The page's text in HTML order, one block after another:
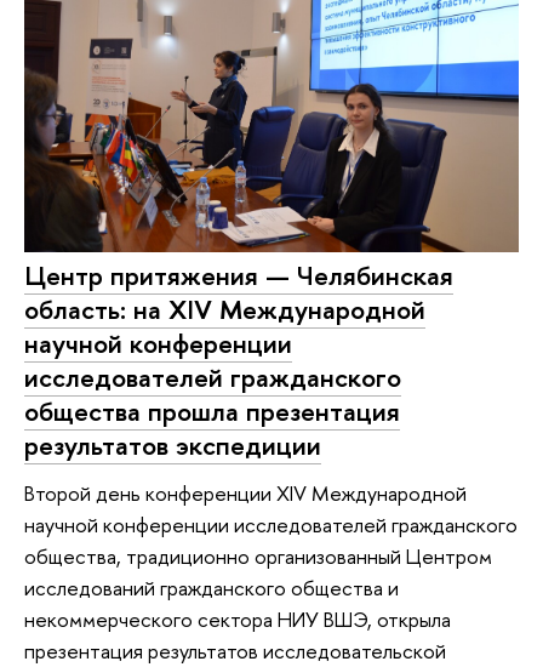
Центр притяжения — Челябинская
область: на XIV Международной
научной конференции
исследователей гражданского
общества прошла презентация
результатов экспедиции
Второй день конференции XIV Международной
научной конференции исследователей гражданского
общества, традиционно организованный Центром
исследований гражданского общества и
некоммерческого сектора НИУ ВШЭ, открыла
презентация результатов исследовательской